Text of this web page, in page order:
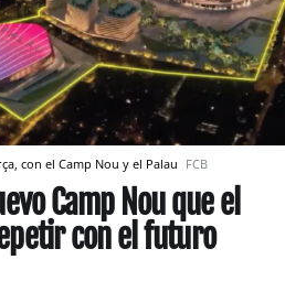
con el Camp Nou y el Palau FCB
Camp Nou que el
con el futuro